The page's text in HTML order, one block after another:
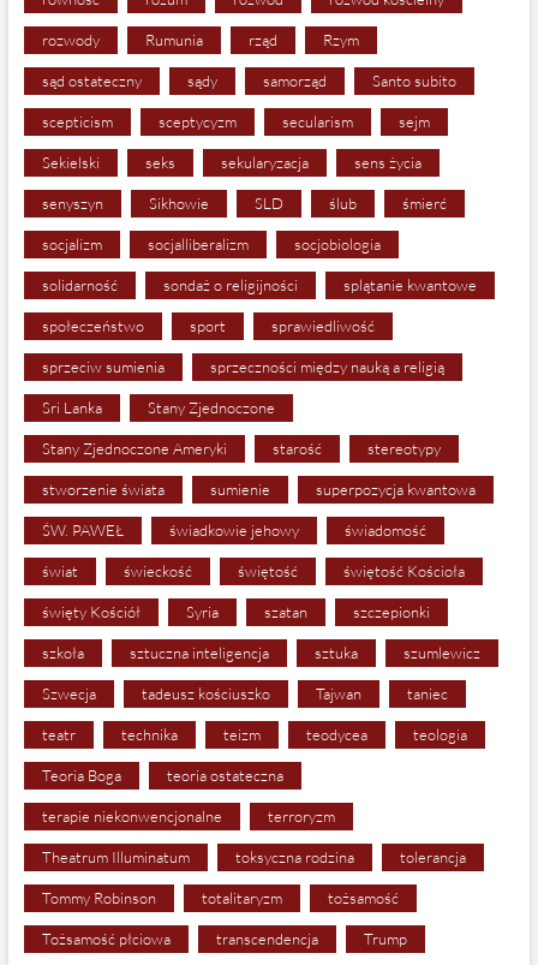
rozwody Rumunia rząd Rzym
sąd ostateczny sądy samorząd Santo subito
scepticism sceptycyzm secularism sejm
Sekielski seks sekularyzacja sens życia
senyszyn Sikhowie SLD ślub śmierć
socjalizm socjalliberalizm socjobiologia
solidarność sondaż o religijności splątanie kwantowe
społeczeństwo sport sprawiedliwość
sprzeciw sumienia sprzeczności między nauką a religią
Sri Lanka Stany Zjednoczone
Stany Zjednoczone Ameryki starość stereotypy
stworzenie świata sumienie superpozycja kwantowa
ŚW. PAWEŁ świadkowie jehowy świadomość
świat świeckość świętość świętość Kościoła
święty Kościół Syria szatan szczepionki
szkoła sztuczna inteligencja sztuka szumlewicz
Szwecja tadeusz kościuszko Tajwan taniec
teatr technika teizm teodycea teologia
Teoria Boga teoria ostateczna
terapie niekonwencjonalne terroryzm
Theatrum Illuminatum toksyczna rodzina tolerancja
Tommy Robinson totalitaryzm tożsamość
Tożsamość płciowa transcendencja Trump